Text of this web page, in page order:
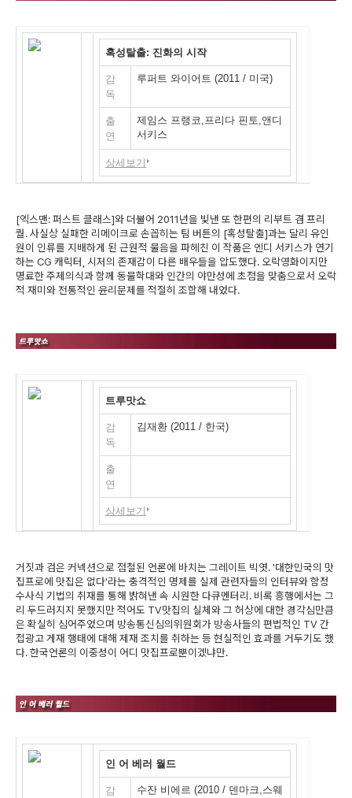
혹성탈출: 진화의 시작
감
독
루퍼트 와이어트 (2011 / 미국)
출
연
제임스 프랭코,프리다 핀토,앤디
서키스
상세보기
[엑스맨: 퍼스트 클래스]와 더불어 2011년을 빛낸 또 한편의 리부트 겸 프리
퀄. 사실상 실패한 리메이크로 손꼽히는 팀 버튼의 [혹성탈출]과는 달리 유인
원이 인류를 지배하게 된 근원적 물음을 파헤친 이 작품은 엔디 서키스가 연기
하는 CG 캐릭터, 시저의 존재감이 다른 배우들을 압도했다. 오락영화이지만
명료한 주제의식과 함께 동물학대와 인간의 야만성에 초점을 맞춤으로서 오락
적 재미와 전통적인 윤리문제를 적절히 조합해 내었다.
트루맛쇼
감
독
김재환 (2011 / 한국)
출
연
상세보기
거짓과 검은 커넥션으로 점철된 언론에 바치는 그레이트 빅엿. '대한민국의 맛
집프로에 맛집은 없다'라는 충격적인 명제를 실제 관련자들의 인터뷰와 함정
수사식 기법의 취재를 통해 밝혀낸 속 시원한 다큐멘터리. 비록 흥행에서는 그
리 두드러지지 못했지만 적어도 TV맛집의 실체와 그 허상에 대한 경각심만큼
은 확실히 심어주었으며 방송통신심의위원회가 방송사들의 편법적인 TV 간
접광고 게재 행태에 대해 제재 조치를 취하는 등 현실적인 효과를 거두기도 했
다. 한국언론의 이중성이 어디 맛집프로뿐이겠냐만.
인 어 베러 월드
감
수잔 비에르 (2010 / 덴마크,스웨